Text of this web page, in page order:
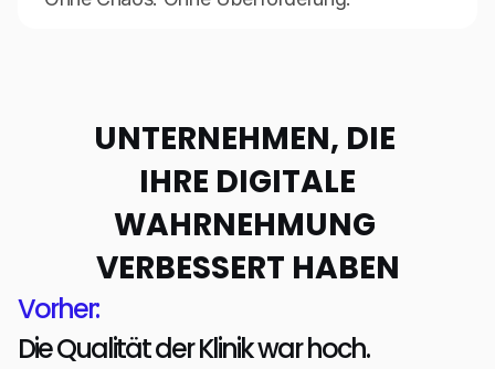
UNTERNEHMEN, DIE
IHRE DIGITALE
WAHRNEHMUNG
VERBESSERT HABEN
Vorher:
Die Qualität der Klinik war hoch.